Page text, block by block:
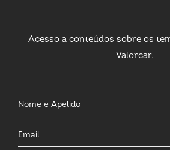
Acesso a conteúdos sobre os
Valorcar.